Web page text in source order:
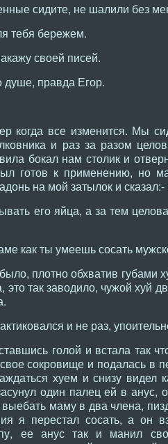
сидите, не шалили без
тебя бережем.
своей писей.
правда Егор.
когда все изменится. Мы
и раз за разом
бокал нам столик и
готов к применению, но
на мой затылок и
его яйца, а за тем
как ты умеешь сосать
плотно обхватив губами
это так заводило, чужой хуй
и не раз,
голой и встала так
сокровище и подалась в
хуем и снизу видел
один палец ей в
маму в два члена,
я перестал сосать, а
ее анус так и манил